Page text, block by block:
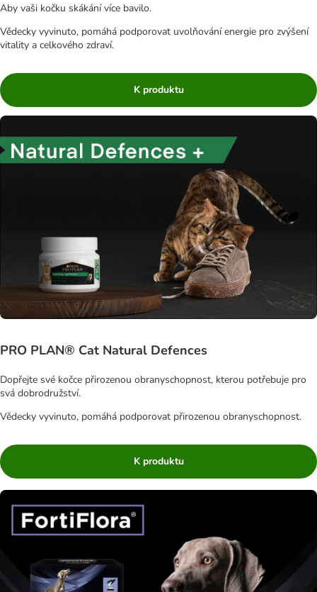
Aby vaši kočku skákání více bavilo.
Vědecky vyvinuto, pomáhá podporovat uvolňování energie pro zvýšení
vitality a celkového zdraví.
K produktu
PRO PLAN® Cat Natural Defences
Dopřejte své kočce přirozenou obranyschopnost, kterou potřebuje pro
svá dobrodružství.
Vědecky vyvinuto, pomáhá podporovat přirozenou obranyschopnost.
K produktu